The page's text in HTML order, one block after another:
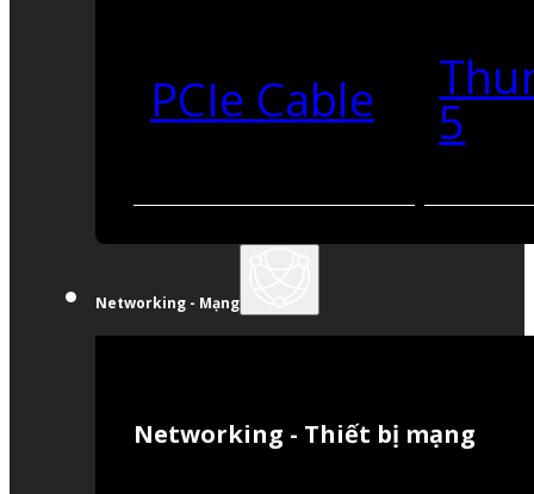
PCIe Cable 5
Networking - Mạng
Networking - Thiết bị mạng